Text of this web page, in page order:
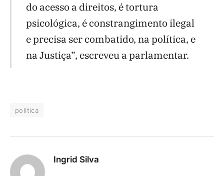
do acesso a direitos, é tortura
psicológica, é constrangimento ilegal
e precisa ser combatido, na política, e
na Justiça”, escreveu a parlamentar.
política
Ingrid Silva